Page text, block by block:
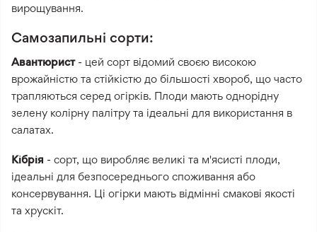
вирощування.
Самозапильні сорти:
Авантюрист - цей сорт відомий своєю високою
врожайністю та стійкістю до більшості хвороб, що часто
трапляються серед огірків. Плоди мають однорідну
зелену колірну палітру та ідеальні для використання в
салатах.
Кібрія - сорт, що виробляє великі та м'ясисті плоди,
ідеальні для безпосереднього споживання або
консервування. Ці огірки мають відмінні смакові якості
та хрускіт.